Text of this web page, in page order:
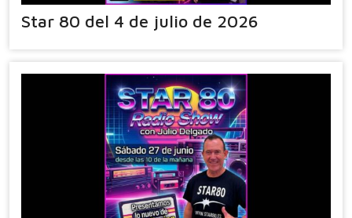
Star 80 del 4 de julio de 2026